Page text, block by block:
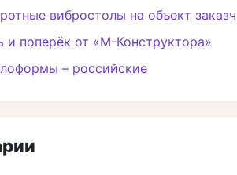
вибростолы на объект
поперёк от «М-Конструктора»
– российские